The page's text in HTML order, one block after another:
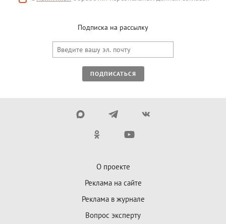
Подписка на рассылку
ПОДПИСАТЬСЯ
О проекте
Реклама на сайте
Реклама в журнале
Вопрос эксперту